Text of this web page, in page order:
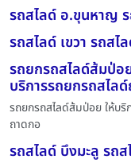
รถสไลด์ อ.ขุนหาญ
รถสไลด์ เขวา รถส
รถยกรถสไลด์ส้มป่อ
บริการรถยกรถสไล
รถยกรถสไลด์ส้มป่อย ให้บ
ถาดกอ
รถสไลด์ บึงมะลู รถ